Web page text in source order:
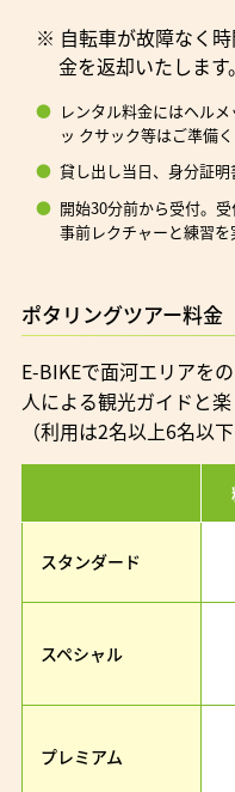
※ 自転車が故障なく
金を返却いたします。
レンタル料金にはヘル
ッ クサック等はご準備く
貸し出し当日、身分証明
開始30分前から受付。
事前レクチャーと練習を
ポタリングツアー料金
E-BIKEで面河エリアを
人による観光ガイドと
（利用は2名以上6名以
スタンダード
スペシャル
プレミアム